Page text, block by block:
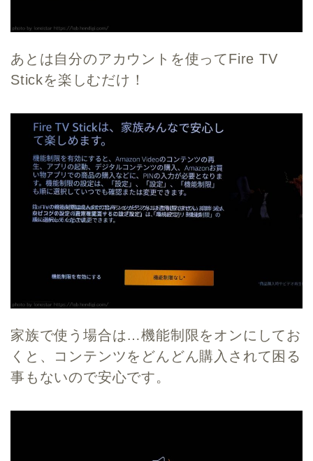
あとは自分のアカウントを使ってFire TV
Stickを楽しむだけ！
家族で使う場合は…機能制限をオンにしてお
くと、コンテンツをどんどん購入されて困る
事もないので安心です。